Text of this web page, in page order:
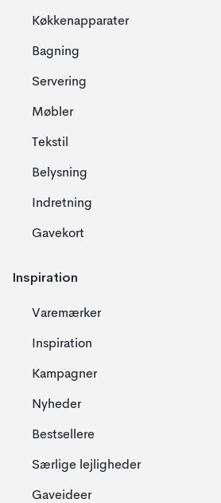
Køkkenapparater
Bagning
Servering
Møbler
Tekstil
Belysning
Indretning
Gavekort
Inspiration
Varemærker
Inspiration
Kampagner
Nyheder
Bestsellere
Særlige lejligheder
Gaveideer